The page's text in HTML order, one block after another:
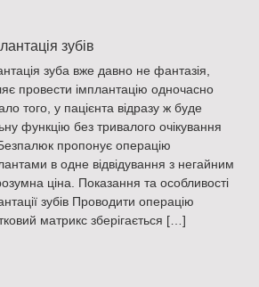
зубів
зуба вже давно не фантазія,
провести імплантацію одночасно
того, у пацієнта відразу ж буде
функцію без тривалого очікування
пропонує операцію
в одне відвідування з негайним
ціна. Показання та особливості
зубів Проводити операцію
матрикс зберігається […]